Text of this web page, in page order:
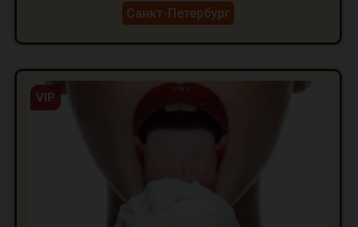
Санкт-Петербург
VIP